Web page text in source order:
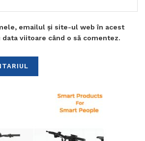
emailul și site-ul web în acest
viitoare când o să comentez.